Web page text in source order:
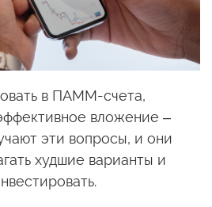
в ПАММ-счета,
вложение –
эти вопросы, и они
худшие варианты и